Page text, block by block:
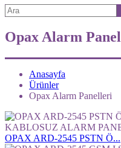
Opax Alarm
Anasayfa
Ürünler
Opax Alarm Panelleri
OPAX ARD-2545 PSTN Ö...